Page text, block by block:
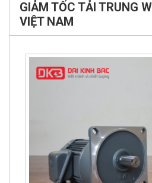
NHÀ PHÂN PHỐI ĐỘC
GIẢM TỐC TẢI TRUNG
VIỆT NAM